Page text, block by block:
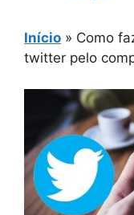
Início » Como
twitter pelo